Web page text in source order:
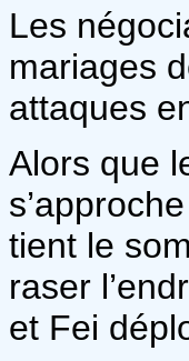
Les
mariages
attaques
Alors que
tient le
raser
et Fei